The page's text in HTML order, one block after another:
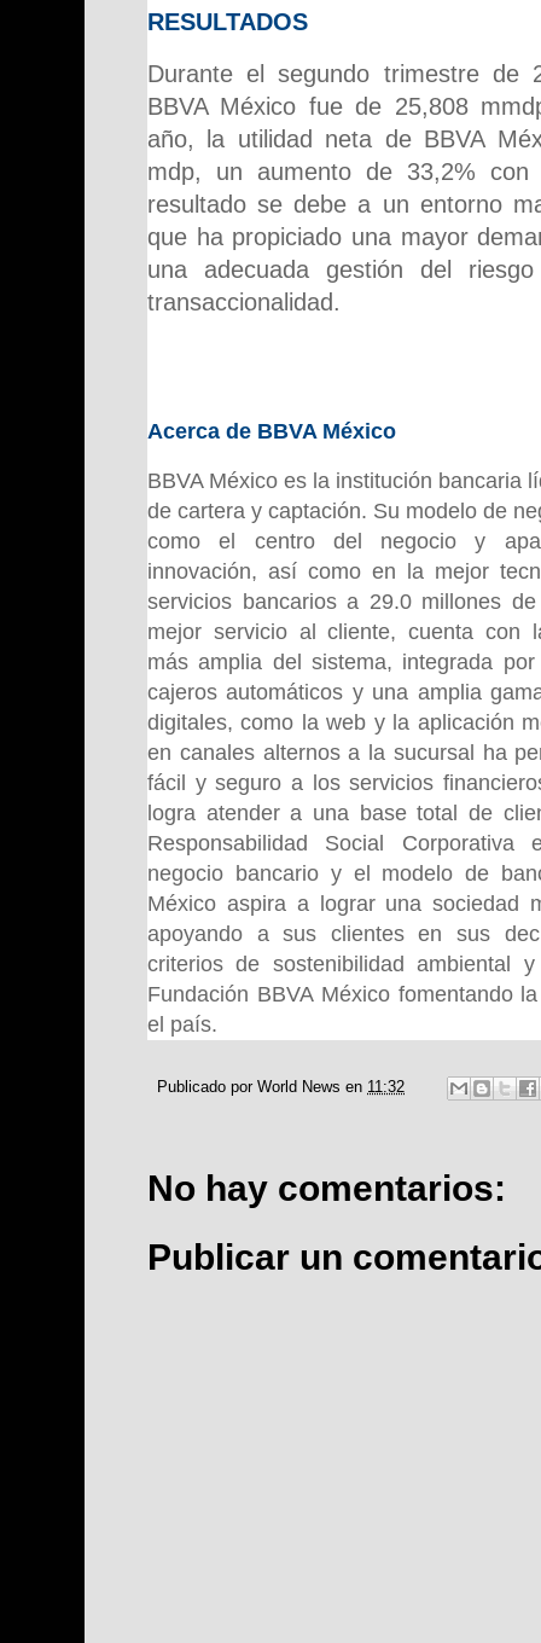
RESULTADOS
Durante el segundo trimestre de
BBVA México fue de 25,808
año, la utilidad neta de BBVA
mdp, un aumento de 33,2%
resultado se debe a un entorno
que ha propiciado una mayor
una adecuada gestión del
transaccionalidad.
Acerca de BBVA México
BBVA México es la institución bancaria
de cartera y captación. Su modelo de
como el centro del negocio y
innovación, así como en la mejor
servicios bancarios a 29.0 millones
mejor servicio al cliente, cuenta con
más amplia del sistema, integrada
cajeros automáticos y una amplia
digitales, como la web y la aplicación
en canales alternos a la sucursal ha
fácil y seguro a los servicios
logra atender a una base total de
Responsabilidad Social
negocio bancario y el modelo de
México aspira a lograr una sociedad
apoyando a sus clientes en sus
criterios de sostenibilidad ambiental
Fundación BBVA México fomentando
el país.
Publicado por World News en 11:32
No hay comentarios:
Publicar un